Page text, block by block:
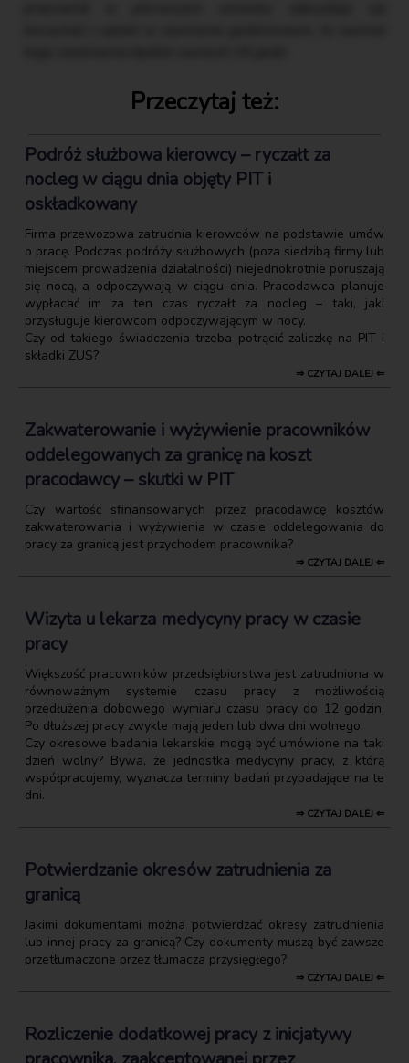
Przeczytaj też:
Podróż służbowa kierowcy – ryczałt za
nocleg w ciągu dnia objęty PIT i
oskładkowany
Firma przewozowa zatrudnia kierowców na podstawie umów
o pracę. Podczas podróży służbowych (poza siedzibą firmy lub
miejscem prowadzenia działalności) niejednokrotnie poruszają
się nocą, a odpoczywają w ciągu dnia. Pracodawca planuje
wypłacać im za ten czas ryczałt za nocleg – taki, jaki
przysługuje kierowcom odpoczywającym w nocy.
Czy od takiego świadczenia trzeba potrącić zaliczkę na PIT i
składki ZUS?
⇒ CZYTAJ DALEJ ⇐
Zakwaterowanie i wyżywienie pracowników
oddelegowanych za granicę na koszt
pracodawcy – skutki w PIT
Czy wartość sfinansowanych przez pracodawcę kosztów
zakwaterowania i wyżywienia w czasie oddelegowania do
pracy za granicą jest przychodem pracownika?
⇒ CZYTAJ DALEJ ⇐
Wizyta u lekarza medycyny pracy w czasie
pracy
Większość pracowników przedsiębiorstwa jest zatrudniona w
równoważnym systemie czasu pracy z możliwością
przedłużenia dobowego wymiaru czasu pracy do 12 godzin.
Po dłuższej pracy zwykle mają jeden lub dwa dni wolnego.
Czy okresowe badania lekarskie mogą być umówione na taki
dzień wolny? Bywa, że jednostka medycyny pracy, z którą
współpracujemy, wyznacza terminy badań przypadające na te
dni.
⇒ CZYTAJ DALEJ ⇐
Potwierdzanie okresów zatrudnienia za
granicą
Jakimi dokumentami można potwierdzać okresy zatrudnienia
lub innej pracy za granicą? Czy dokumenty muszą być zawsze
przetłumaczone przez tłumacza przysięgłego?
⇒ CZYTAJ DALEJ ⇐
Rozliczenie dodatkowej pracy z inicjatywy